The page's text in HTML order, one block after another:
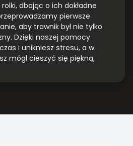
dbając o ich dokładne
pierwsze
aby trawnik był nie tylko
Dzięki naszej pomocy
i unikniesz stresu, a w
mógł cieszyć się piękną,